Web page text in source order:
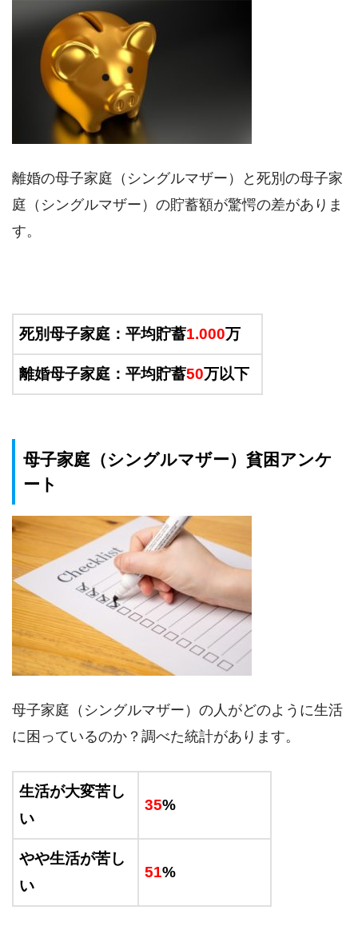
離婚の母子家庭（シングルマザー）と死別の母子家
庭（シングルマザー）の貯蓄額が驚愕の差がありま
す。
死別母子家庭：平均貯蓄1.000万
離婚母子家庭：平均貯蓄50万以下
母子家庭（シングルマザー）貧困アンケ
ート
母子家庭（シングルマザー）の人がどのように生活
に困っているのか？調べた統計があります。
生活が大変苦し
い
35%
やや生活が苦し
い
51%